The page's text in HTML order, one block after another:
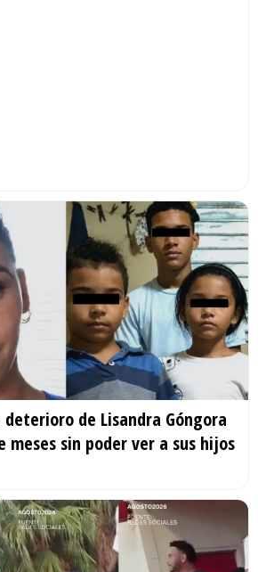
de Lisandra Góngora
meses sin poder ver a sus hijos